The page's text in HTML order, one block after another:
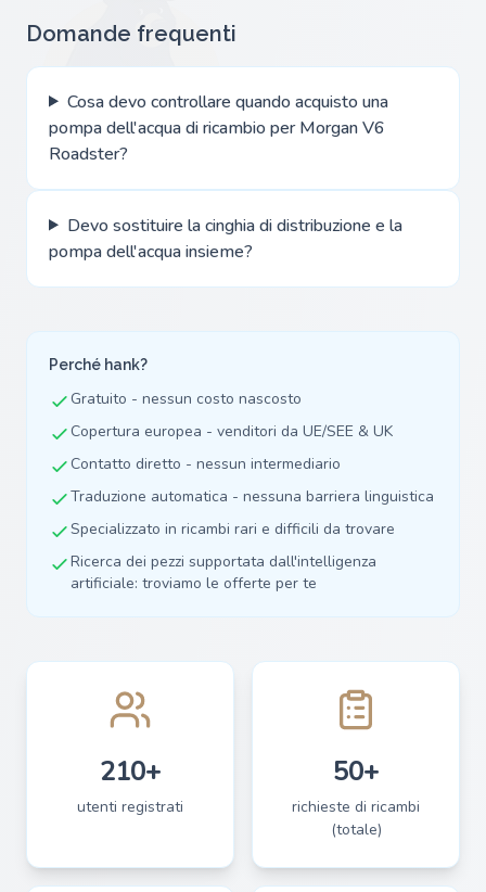
Domande frequenti
Cosa devo controllare quando acquisto una
pompa dell'acqua di ricambio per Morgan V6
Roadster?
Devo sostituire la cinghia di distribuzione e la
pompa dell'acqua insieme?
Perché hank?
Gratuito - nessun costo nascosto
Copertura europea - venditori da UE/SEE & UK
Contatto diretto - nessun intermediario
Traduzione automatica - nessuna barriera linguistica
Specializzato in ricambi rari e difficili da trovare
Ricerca dei pezzi supportata dall'intelligenza
artificiale: troviamo le offerte per te
210+
utenti registrati
50+
richieste di ricambi
(totale)